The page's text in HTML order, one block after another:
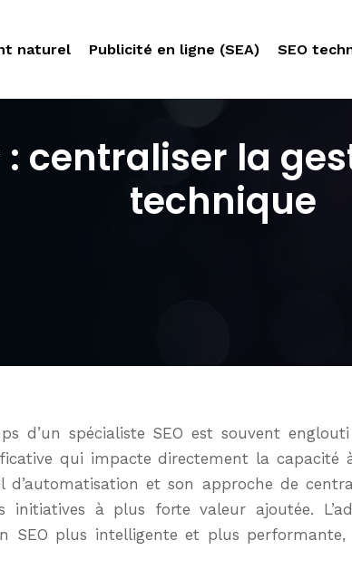
naturel Publicité en ligne (SEA) SEO
centraliser la
technique
qui impacte directement la capacité
d’automatisation et son approche de
à plus forte valeur ajoutée.
SEO plus intelligente et plus